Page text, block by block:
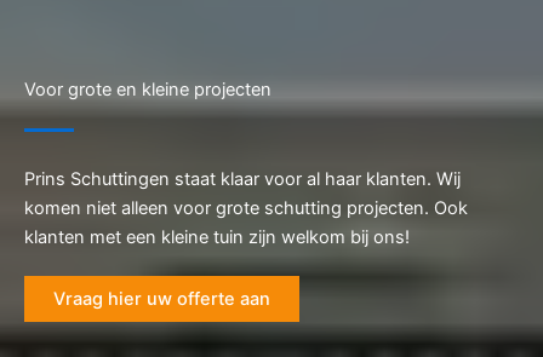
Voor grote en kleine projecten
Prins Schuttingen staat klaar voor al haar klanten. Wij
komen niet alleen voor grote schutting projecten. Ook
klanten met een kleine tuin zijn welkom bij ons!
Vraag hier uw offerte aan